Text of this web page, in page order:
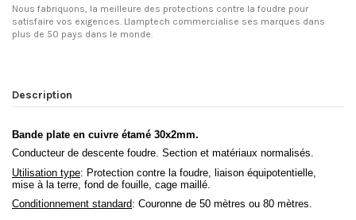
Nous fabriquons, la meilleure des protections contre la foudre pour
satisfaire vos exigences. Llamptech commercialise ses marques dans
plus de 50 pays dans le monde.
Description
Bande plate en cuivre étamé 30x2mm.
Conducteur de descente foudre. Section et matériaux normalisés.
Utilisation type: Protection contre la foudre, liaison équipotentielle,
mise à la terre, fond de fouille, cage maillé.
Conditionnement standard: Couronne de 50 mètres ou 80 mètres.